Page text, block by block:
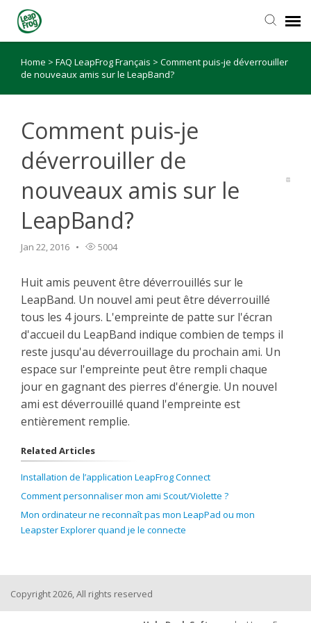
Home > FAQ LeapFrog Français > Comment puis-je déverrouiller
de nouveaux amis sur le LeapBand?
Comment puis-je
déverrouiller de
nouveaux amis sur le
LeapBand?
Jan 22, 2016 5004
Huit amis peuvent être déverrouillés sur le
LeapBand. Un nouvel ami peut être déverrouillé
tous les 4 jours. L'empreinte de patte sur l'écran
d'accueil du LeapBand indique combien de temps il
reste jusqu'au déverrouillage du prochain ami. Un
espace sur l'empreinte peut être rempli chaque
jour en gagnant des pierres d'énergie. Un nouvel
ami est déverrouillé quand l'empreinte est
entièrement remplie.
Related Articles
Installation de l’application LeapFrog Connect
Comment personnaliser mon ami Scout/Violette ?
Mon ordinateur ne reconnaît pas mon LeapPad ou mon
Leapster Explorer quand je le connecte
Copyright 2026, All rights reserved